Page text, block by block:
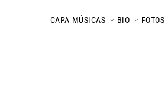
CAPA MÚSICAS BIO FOTOS